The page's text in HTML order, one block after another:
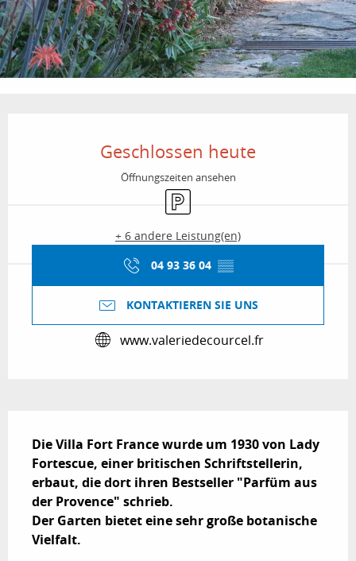
Geschlossen heute
Öffnungszeiten ansehen
Parkplatz
+ 6 andere Leistung(en)
04 93 36 04 ▒▒
KONTAKTIEREN SIE UNS
www.valeriedecourcel.fr
Die Villa Fort France wurde um 1930 von Lady
Fortescue, einer britischen Schriftstellerin,
erbaut, die dort ihren Bestseller "Parfüm aus
der Provence" schrieb.
Der Garten bietet eine sehr große botanische
Vielfalt.